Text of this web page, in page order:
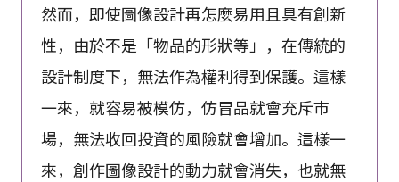
然而，即使圖像設計再怎麼易用且具有創新
性，由於不是「物品的形狀等」，在傳統的
設計制度下，無法作為權利得到保護。這樣
一來，就容易被模仿，仿冒品就會充斥市
場，無法收回投資的風險就會增加。這樣一
來，創作圖像設計的動力就會消失，也就無